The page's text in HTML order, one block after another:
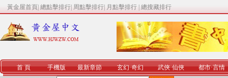
黃金屋首頁 總點擊排行 周點擊排行 月點擊排行 總搜藏排行
首 頁 手機版 最新章節 玄幻·奇幻 武俠·仙俠 都市·言情